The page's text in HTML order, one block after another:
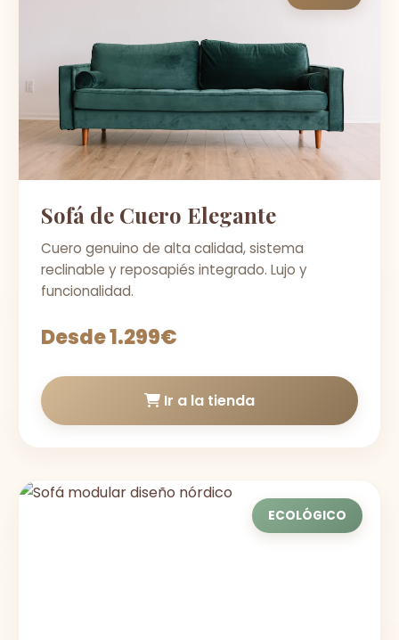
Sofá de Cuero Elegante
Cuero genuino de alta calidad, sistema
reclinable y reposapiés integrado. Lujo y
funcionalidad.
Desde 1.299€
Ir a la tienda
ECOLÓGICO